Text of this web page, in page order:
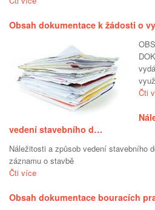
Obsah dokumentace k žádosti o
Čti
vedení stavebního d…
Náležitosti a způsob vedení stavebního
záznamu o stavbě
Čti více
Obsah dokumentace bouracích